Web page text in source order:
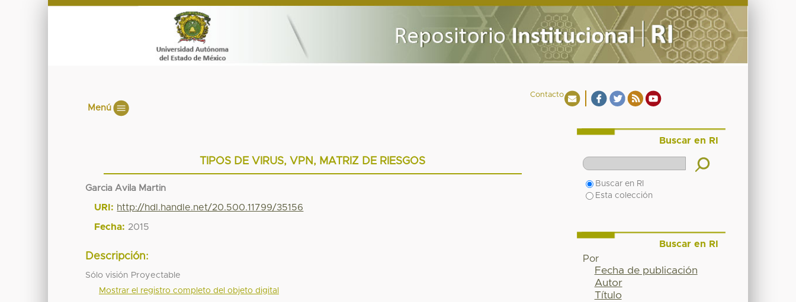
Contacto
Menú
TIPOS DE VIRUS, VPN, MATRIZ DE RIESGOS
Garcia Avila Martin
URI: http://hdl.handle.net/20.500.11799/35156
Fecha: 2015
Descripción:
Sólo visión Proyectable
Mostrar el registro completo del objeto digital
Buscar en RI
Buscar en RI
Esta colección
Buscar en RI
Por
Fecha de publicación
Autor
Título